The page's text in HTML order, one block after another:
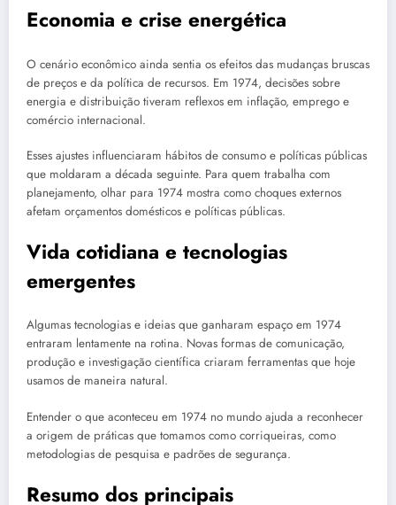
Economia e crise energética
O cenário econômico ainda sentia os efeitos das mudanças bruscas
de preços e da política de recursos. Em 1974, decisões sobre
energia e distribuição tiveram reflexos em inflação, emprego e
comércio internacional.
Esses ajustes influenciaram hábitos de consumo e políticas públicas
que moldaram a década seguinte. Para quem trabalha com
planejamento, olhar para 1974 mostra como choques externos
afetam orçamentos domésticos e políticas públicas.
Vida cotidiana e tecnologias
emergentes
Algumas tecnologias e ideias que ganharam espaço em 1974
entraram lentamente na rotina. Novas formas de comunicação,
produção e investigação científica criaram ferramentas que hoje
usamos de maneira natural.
Entender o que aconteceu em 1974 no mundo ajuda a reconhecer
a origem de práticas que tomamos como corriqueiras, como
metodologias de pesquisa e padrões de segurança.
Resumo dos principais